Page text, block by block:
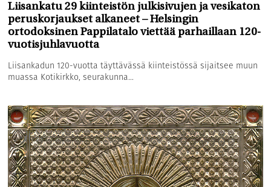
Liisankatu 29 kiinteistön julkisivujen ja vesikaton
peruskorjaukset alkaneet – Helsingin
ortodoksinen Pappilatalo viettää parhaillaan 120-
vuotisjuhlavuotta
Liisankadun 120-vuotta täyttävässä kiinteistössä sijaitsee muun
muassa Kotikirkko, seurakunna...